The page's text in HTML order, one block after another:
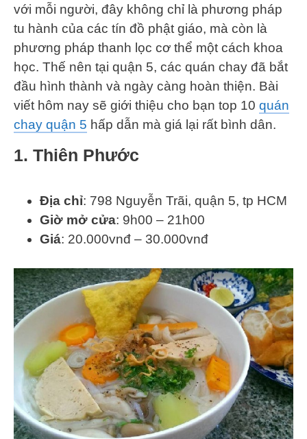
với mỗi người, đây không chỉ là phương pháp
tu hành của các tín đồ phật giáo, mà còn là
phương pháp thanh lọc cơ thể một cách khoa
học. Thế nên tại quận 5, các quán chay đã bắt
đầu hình thành và ngày càng hoàn thiện. Bài
viết hôm nay sẽ giới thiệu cho bạn top 10 quán
chay quận 5 hấp dẫn mà giá lại rất bình dân.
1. Thiên Phước
Địa chỉ: 798 Nguyễn Trãi, quận 5, tp HCM
Giờ mở cửa: 9h00 – 21h00
Giá: 20.000vnđ – 30.000vnđ